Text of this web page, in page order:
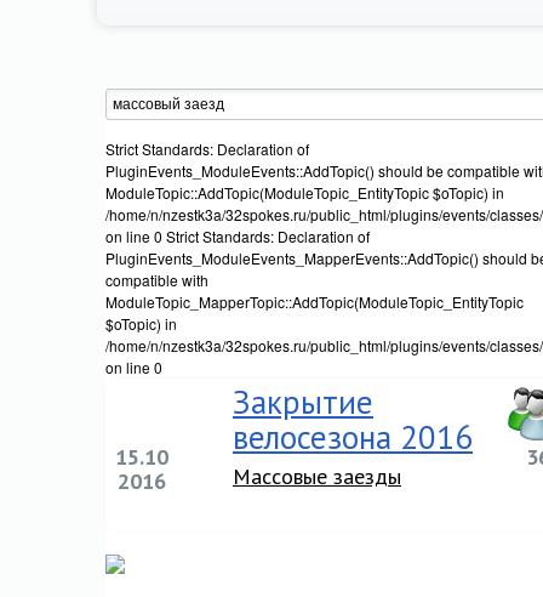
Strict Standards: Declaration of
PluginEvents_ModuleEvents::AddTopic() should be compatible
ModuleTopic::AddTopic(ModuleTopic_EntityTopic $oTopic) in
/home/n/nzestk3a/32spokes.ru/public_html/plugins/events/
on line 0 Strict Standards: Declaration of
PluginEvents_ModuleEvents_MapperEvents::AddTopic() should
compatible with
ModuleTopic_MapperTopic::AddTopic(ModuleTopic_EntityTopic
$oTopic) in
/home/n/nzestk3a/32spokes.ru/public_html/plugins/events/
on line 0
15.10
2016
Закрытие
велосезона 2016
Массовые заезды